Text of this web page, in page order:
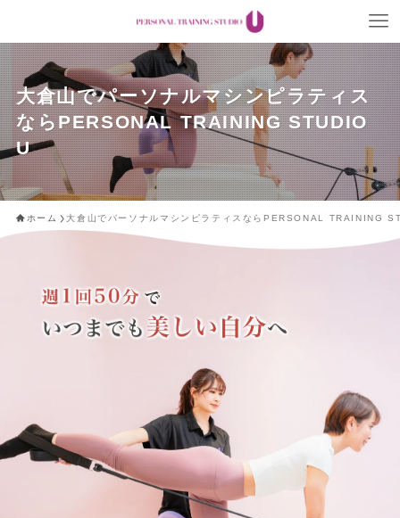
大倉山でパーソナルマシンピラティス
ならPERSONAL TRAINING STUDIO
U
ホーム 大倉山でパーソナルマシンピラティスならPERSONAL TRAINING